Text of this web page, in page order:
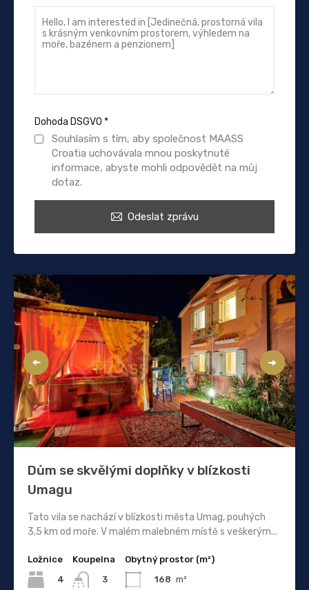
Dohoda DSGVO *
Souhlasím s tím, aby společnost MAASS
Croatia uchovávala mnou poskytnuté
informace, abyste mohli odpovědět na můj
dotaz.
Odeslat zprávu
Dům se skvělými doplňky v blízkosti
Umagu
Tato vila se nachází v blízkosti města Umag, pouhých
3,5 km od moře. V malém malebném místě s veškerým...
Ložnice
4
Koupelna
3
Obytný prostor (m²)
168 m²